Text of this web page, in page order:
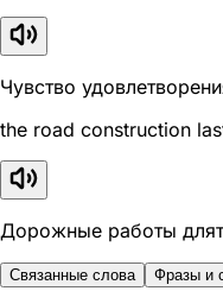
Чувство
the road construction
Дорожные работы
Связанные слова Фразы и